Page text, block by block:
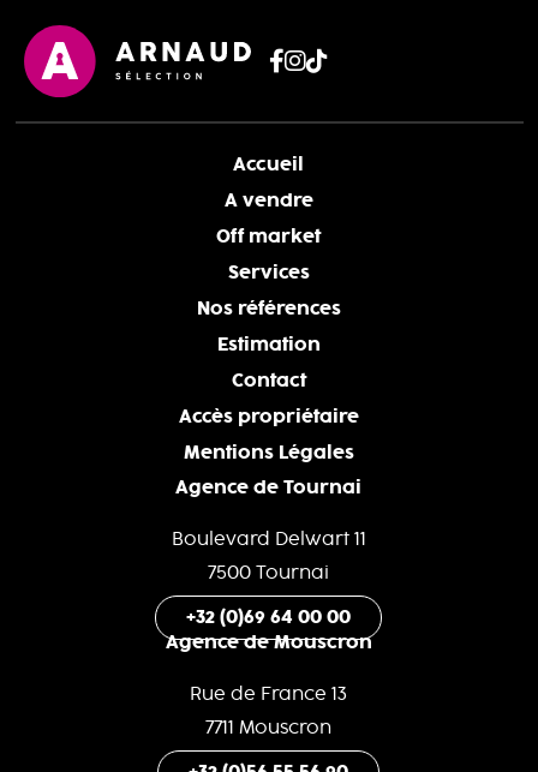
Accueil
A vendre
Off market
Services
Nos références
Estimation
Contact
Accès propriétaire
Mentions Légales
Agence de Tournai
Boulevard Delwart 11
7500 Tournai
+32 (0)69 64 00 00
Agence de Mouscron
Rue de France 13
7711 Mouscron